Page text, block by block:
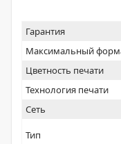
Гарантия
Максимальный
Цветность печати
Технология печати
Сеть
Тип